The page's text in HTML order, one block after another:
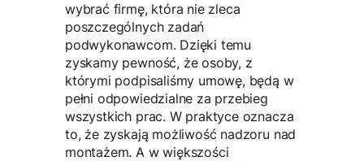
wybrać firmę, która nie zleca
poszczególnych zadań
podwykonawcom. Dzięki temu
zyskamy pewność, że osoby, z
którymi podpisaliśmy umowę, będą w
pełni odpowiedzialne za przebieg
wszystkich prac. W praktyce oznacza
to, że zyskają możliwość nadzoru nad
montażem. A w większości